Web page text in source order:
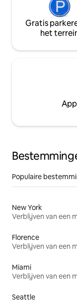
Gratis
het
Populaire
New York
Verblijven van een
Florence
Verblijven van een
Miami
Verblijven van een
Seattle